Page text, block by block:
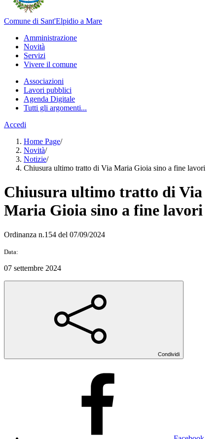
Comune di Sant'Elpidio a Mare
Amministrazione
Novità
Servizi
Vivere il comune
Associazioni
Lavori pubblici
Agenda Digitale
Tutti gli argomenti...
Accedi
Home Page/
Novità/
Notizie/
Chiusura ultimo tratto di Via Maria Gioia sino a fine lavori
Chiusura ultimo tratto di Via
Maria Gioia sino a fine lavori
Ordinanza n.154 del 07/09/2024
Data:
07 settembre 2024
Condividi